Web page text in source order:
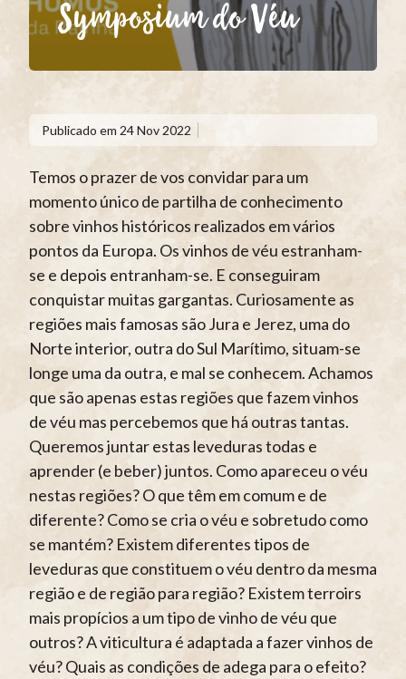
Symposium do Véu
Publicado em 24 Nov 2022
Temos o prazer de vos convidar para um
momento único de partilha de conhecimento
sobre vinhos históricos realizados em vários
pontos da Europa. Os vinhos de véu estranham-
se e depois entranham-se. E conseguiram
conquistar muitas gargantas. Curiosamente as
regiões mais famosas são Jura e Jerez, uma do
Norte interior, outra do Sul Marítimo, situam-se
longe uma da outra, e mal se conhecem. Achamos
que são apenas estas regiões que fazem vinhos
de véu mas percebemos que há outras tantas.
Queremos juntar estas leveduras todas e
aprender (e beber) juntos. Como apareceu o véu
nestas regiões? O que têm em comum e de
diferente? Como se cria o véu e sobretudo como
se mantém? Existem diferentes tipos de
leveduras que constituem o véu dentro da mesma
região e de região para região? Existem terroirs
mais propícios a um tipo de vinho de véu que
outros? A viticultura é adaptada a fazer vinhos de
véu? Quais as condições de adega para o efeito?